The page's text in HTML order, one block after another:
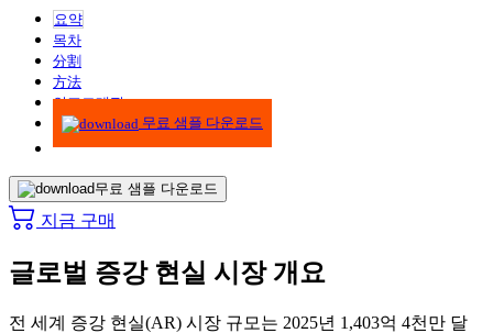
요약
목차
分割
方法
인포그래픽
무료 샘플 다운로드
무료 샘플 다운로드
지금 구매
글로벌 증강 현실 시장 개요
전 세계 증강 현실(AR) 시장 규모는 2025년 1,403억 4천만 달